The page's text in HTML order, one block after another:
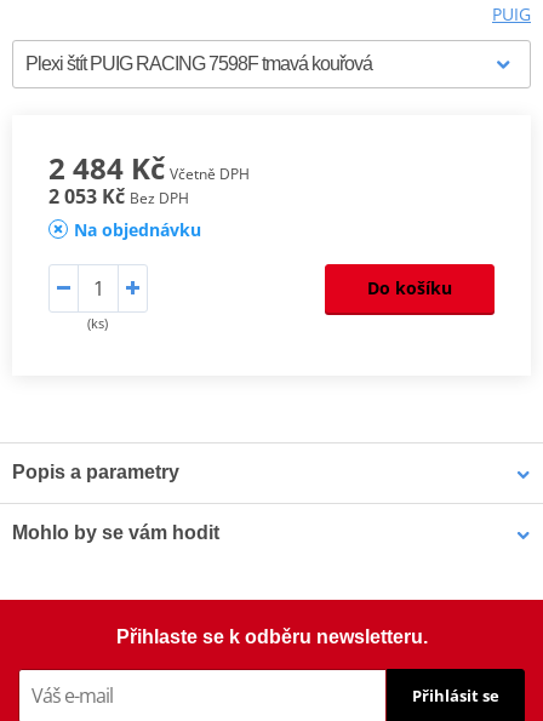
PUIG
2 484 Kč Včetně DPH
2 053 Kč Bez DPH
Na objednávku
(ks)
Do košíku
Popis a parametry
Mohlo by se vám hodit
Přihlaste se k odběru newsletteru.
Přihlásit se